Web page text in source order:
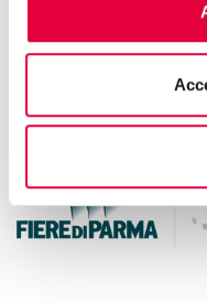
Thanks for your